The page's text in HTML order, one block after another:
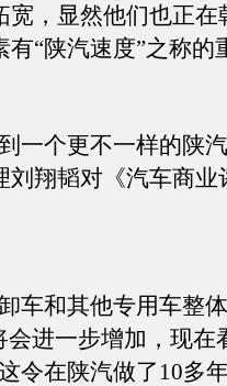
宽，显然他们也正在
“陕汽速度”之称的
个更不一样的陕汽
刘翔韬对《汽车商业
和其他专用车整
会进一步增加，现在
令在陕汽做了10多